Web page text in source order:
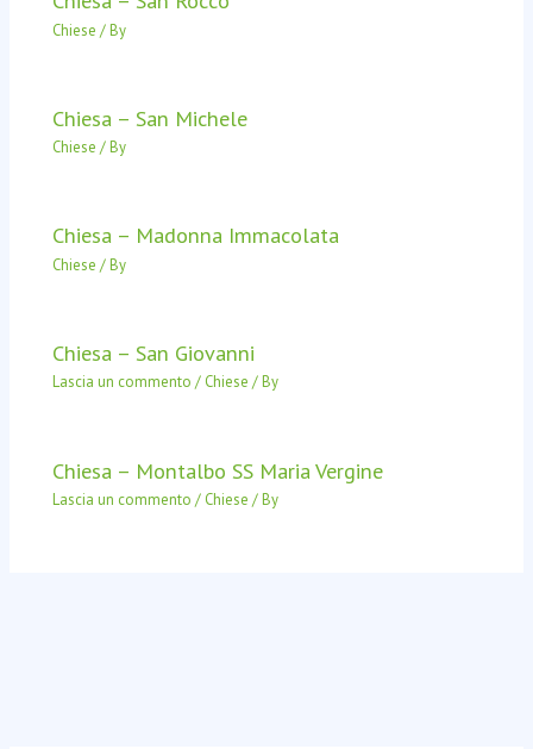
Chiese / By
Chiesa – San Michele
Chiese / By
Chiesa – Madonna Immacolata
Chiese / By
Chiesa – San Giovanni
Lascia un commento / Chiese / By
Chiesa – Montalbo SS Maria Vergine
Lascia un commento / Chiese / By